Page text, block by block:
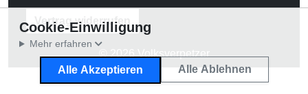
Vertrag widerrufen
© 2026 Volksverpetzer
Cookie-Einwilligung
Mehr erfahren
Alle Akzeptieren Alle Ablehnen